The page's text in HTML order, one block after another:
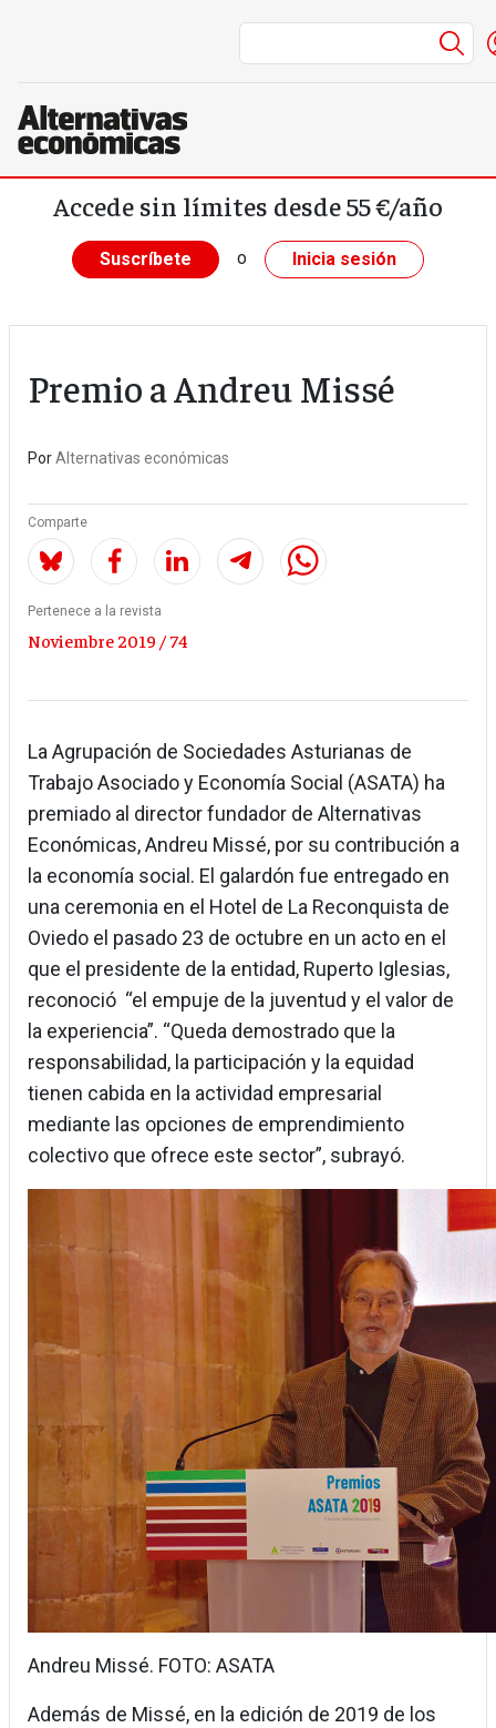
Pasar al contenido principal
Accede sin límites desde 55 €/año
Suscríbete o Inicia sesión
Premio a Andreu Missé
PorAlternativas económicas
Comparte
Pertenece a la revista
Noviembre 2019 / 74
La Agrupación de Sociedades Asturianas de
Trabajo Asociado y Economía Social (ASATA) ha
premiado al director fundador de Alternativas
Económicas, Andreu Missé, por su contribución a
la economía social. El galardón fue entregado en
una ceremonia en el Hotel de La Reconquista de
Oviedo el pasado 23 de octubre en un acto en el
que el presidente de la entidad, Ruperto Iglesias,
reconoció “el empuje de la juventud y el valor de
la experiencia”. “Queda demostrado que la
responsabilidad, la participación y la equidad
tienen cabida en la actividad empresarial
mediante las opciones de emprendimiento
colectivo que ofrece este sector”, subrayó.
Andreu Missé. FOTO: ASATA
Además de Missé, en la edición de 2019 de los